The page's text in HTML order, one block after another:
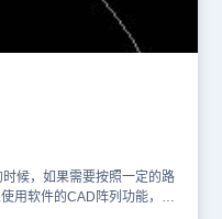
可得到如下图形 8、 然
点击【修改】-【修剪】命
环形阵列绘
已经习惯于老版本的阵列界
，而不是以前的
候，如果需要按照一定的路
用软件的CAD阵列功能，但